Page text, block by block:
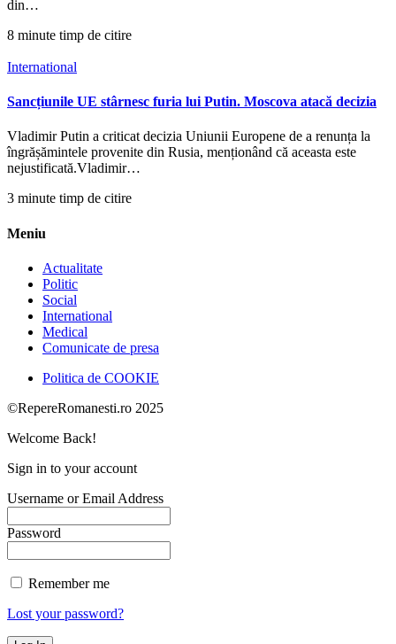
din…
8 minute timp de citire
International
Sancțiunile UE stârnesc furia lui Putin. Moscova atacă decizia
Vladimir Putin a criticat decizia Uniunii Europene de a renunța la
îngrășămintele provenite din Rusia, menționând că aceasta este
nejustificată.Vladimir…
3 minute timp de citire
Meniu
Actualitate
Politic
Social
International
Medical
Comunicate de presa
Politica de COOKIE
©RepereRomanesti.ro 2025
Welcome Back!
Sign in to your account
Username or Email Address
Password
Remember me
Lost your password?